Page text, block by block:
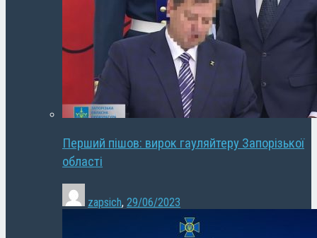
Перший пішов: вирок гауляйтеру Запорізької
області
zapsich, 29/06/2023